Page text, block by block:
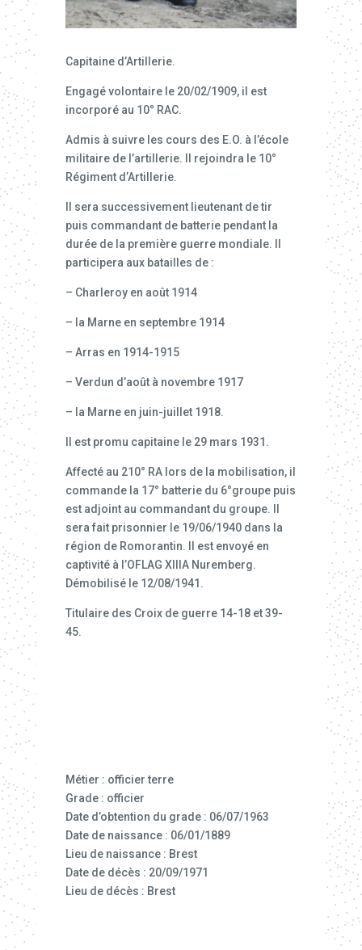
Capitaine d’Artillerie.
Engagé volontaire le 20/02/1909, il est
incorporé au 10° RAC.
Admis à suivre les cours des E.O. à l’école
militaire de l’artillerie. Il rejoindra le 10°
Régiment d’Artillerie.
Il sera successivement lieutenant de tir
puis commandant de batterie pendant la
durée de la première guerre mondiale. Il
participera aux batailles de :
– Charleroy en août 1914
– la Marne en septembre 1914
– Arras en 1914-1915
– Verdun d’août à novembre 1917
– la Marne en juin-juillet 1918.
Il est promu capitaine le 29 mars 1931.
Affecté au 210° RA lors de la mobilisation, il
commande la 17° batterie du 6°groupe puis
est adjoint au commandant du groupe. Il
sera fait prisonnier le 19/06/1940 dans la
région de Romorantin. Il est envoyé en
captivité à l’OFLAG XIIIA Nuremberg.
Démobilisé le 12/08/1941.
Titulaire des Croix de guerre 14-18 et 39-
45.
Métier : officier terre
Grade : officier
Date d’obtention du grade : 06/07/1963
Date de naissance : 06/01/1889
Lieu de naissance : Brest
Date de décès : 20/09/1971
Lieu de décès : Brest